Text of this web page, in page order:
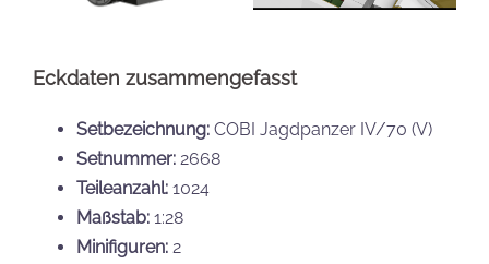
Eckdaten zusammengefasst
Setbezeichnung: COBI Jagdpanzer IV/70 (V)
Setnummer: 2668
Teileanzahl: 1024
Maßstab: 1:28
Minifiguren: 2